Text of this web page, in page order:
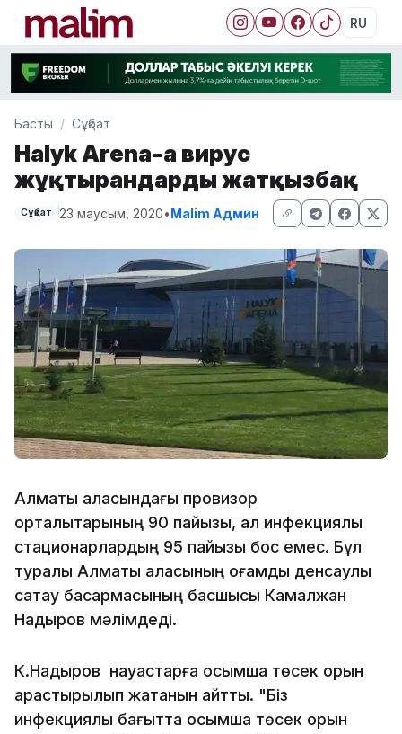
RU
Басты Сұқбат
Halyk Arena-ға вирус
жұқтырғандарды жатқызбақ
Сұқбат 23 маусым, 2020•Malim Админ
Алматы қаласындағы провизор
орталықтарының 90 пайызы, ал инфекциялық
стационарлардың 95 пайызы бос емес. Бұл
туралы Алматы қаласының қоғамдық денсаулық
сақтау басқармасының басшысы Камалжан
Надыров мәлімдеді.
К.Надыров науқастарға қосымша төсек орын
қарастырылып жатқанын айтты. "Біз
инфекциялық бағытта қосымша төсек орын